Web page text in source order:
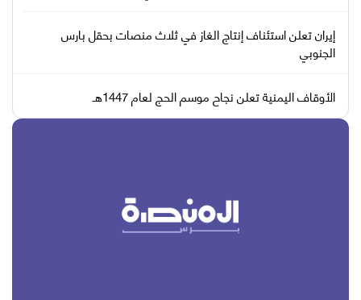
إيران تعلن استئناف إنتاج الغاز في ثلاث منصات بحقل بارس
الجنوبي
الأوقاف اليمنية تعلن نجاح موسم الحج لعام 1447هـ